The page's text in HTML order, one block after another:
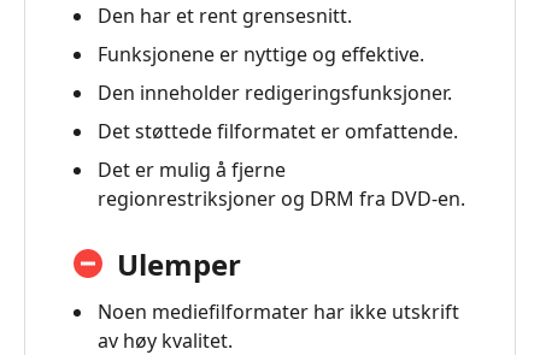
spørsmål
om
iSkysoft
DVD
Ripper
Review
AnyMP4
Ripper
Den har et rent grensesnitt.
Funksjonene er nyttige og effektive.
Den inneholder redigeringsfunksjoner.
Det støttede filformatet er omfattende.
Det er mulig å fjerne
regionrestriksjoner og DRM fra DVD-en.
Ulemper
Noen mediefilformater har ikke utskrift
av høy kvalitet.